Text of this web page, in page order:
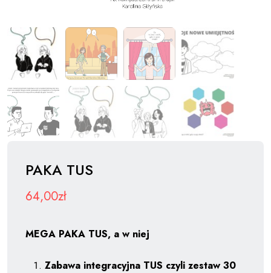
PAKA TUS
64,00zł
MEGA PAKA TUS, a w niej
Zabawa integracyjna TUS czyli zestaw 30